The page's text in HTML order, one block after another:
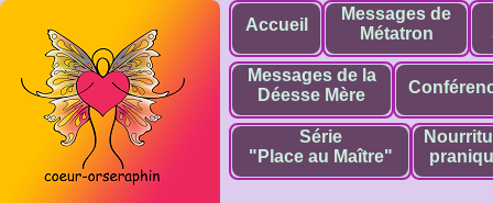
Accueil
Messages de
Métatron
Messages de la
Déesse Mère
Série
"Place au Maître"